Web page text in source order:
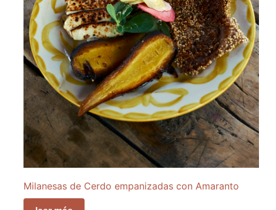
Milanesas de Cerdo empanizadas con Amaranto